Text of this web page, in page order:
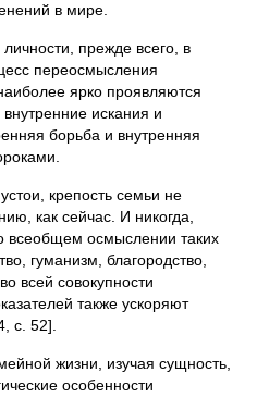
в мире.
прежде всего, в
переосмысления
ярко проявляются
искания и
борьба и внутренняя
крепость семьи не
как сейчас. И никогда,
всеобщем осмыслении таких
гуманизм, благородство,
всей совокупности
также ускоряют
с. 52].
жизни, изучая сущность,
особенности